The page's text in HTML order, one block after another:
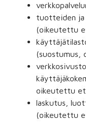
tuotteiden ja
(oikeutettu
(suostumus,
oikeutettu
laskutus,
(oikeutettu